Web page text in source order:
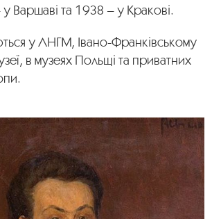
Варшаві та 1938 – у Кракові.
у ЛНГМ, Івано-Франківському
в музеях Польщі та приватних